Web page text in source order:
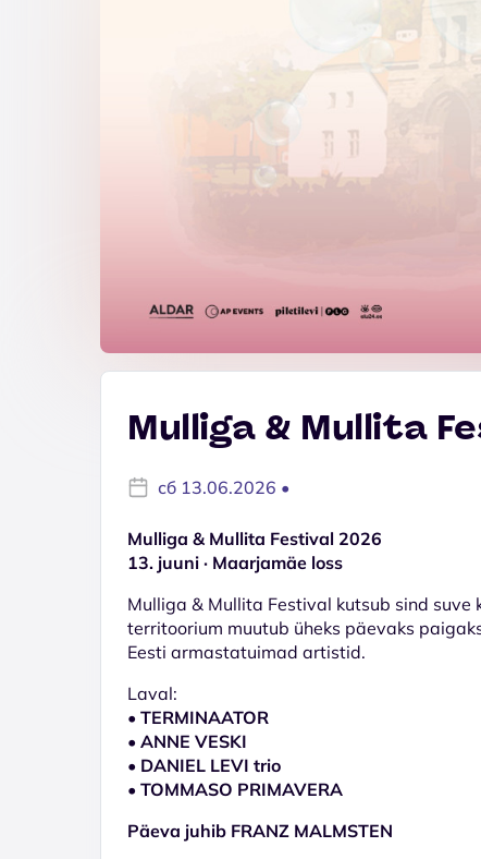
Mulliga & Mullita
сб 13.06.2026 •
Mulliga & Mullita Festival 2026
13. juuni · Maarjamäe loss
Mulliga & Mullita Festival kutsub sind
territoorium muutub üheks päevaks
Eesti armastatuimad artistid.
Laval:
• TERMINAATOR
• ANNE VESKI
• DANIEL LEVI trio
• TOMMASO PRIMAVERA
Päeva juhib FRANZ MALMSTEN